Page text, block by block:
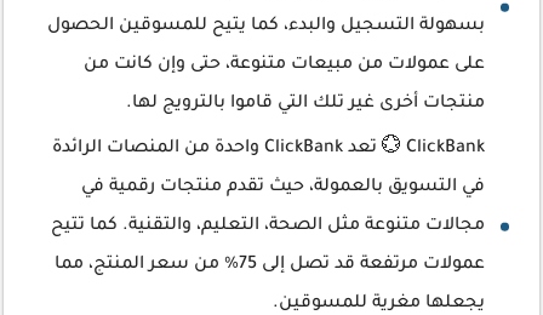
بسهولة التسجيل والبدء، كما يتيح للمسوقين الحصول
على عمولات من مبيعات متنوعة، حتى وإن كانت من
منتجات أخرى غير تلك التي قاموا بالترويج لها.
ClickBank 💮 تعد ClickBank واحدة من المنصات الرائدة
في التسويق بالعمولة، حيث تقدم منتجات رقمية في
مجالات متنوعة مثل الصحة، التعليم، والتقنية. كما تتيح
عمولات مرتفعة قد تصل إلى 75% من سعر المنتج، مما
يجعلها مغرية للمسوقين.